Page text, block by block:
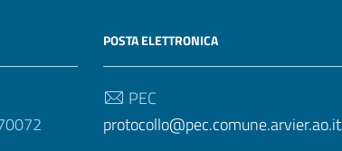
POSTA ELETTRONICA
PEC
protocollo@pec.comune.arvier.ao.it